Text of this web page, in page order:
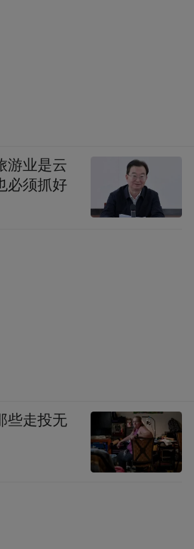
游业是云
必须抓好
些走投无